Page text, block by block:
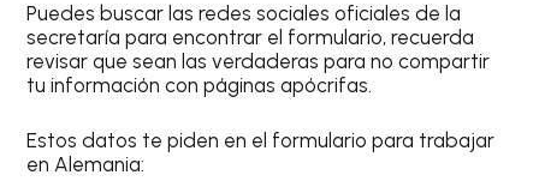
Puedes buscar las redes sociales oficiales de la
secretaría para encontrar el formulario, recuerda
revisar que sean las verdaderas para no compartir
tu información con páginas apócrifas.
Estos datos te piden en el formulario para trabajar
en Alemania: